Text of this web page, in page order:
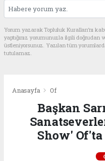
Yorum yazarak Topluluk Kuralları’nı
yaptığınız yorumunuzla ilgili doğrudan
üstleniyorsunuz. Yazılan tüm
tutulamaz.
Anasayfa Of
Başkan
Show' Of'ta